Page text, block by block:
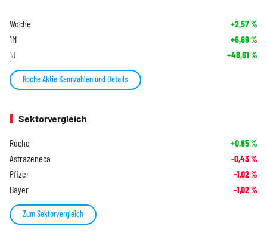
Woche +2,57%
1M +6,69%
1J +48,61 %
Roche Aktie Kennzahlen und Details
Sektorvergleich
Roche +0,65%
Astrazeneca -0,43%
Pfizer -1,02%
Bayer -1,02%
Zum Sektorvergleich